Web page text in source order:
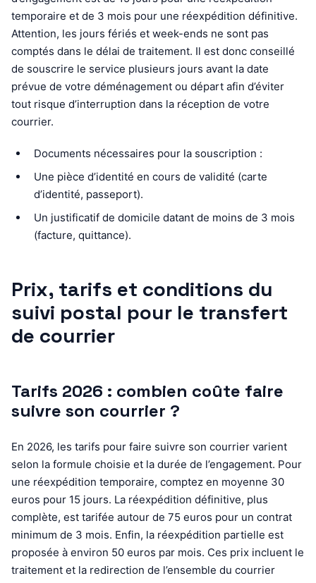
temporaire et de 3 mois pour une réexpédition définitive.
Attention, les jours fériés et week-ends ne sont pas
comptés dans le délai de traitement. Il est donc conseillé
de souscrire le service plusieurs jours avant la date
prévue de votre déménagement ou départ afin d’éviter
tout risque d’interruption dans la réception de votre
courrier.
Documents nécessaires pour la souscription :
Une pièce d’identité en cours de validité (carte
d’identité, passeport).
Un justificatif de domicile datant de moins de 3 mois
(facture, quittance).
Prix, tarifs et conditions du
suivi postal pour le transfert
de courrier
Tarifs 2026 : combien coûte faire
suivre son courrier ?
En 2026, les tarifs pour faire suivre son courrier varient
selon la formule choisie et la durée de l’engagement. Pour
une réexpédition temporaire, comptez en moyenne 30
euros pour 15 jours. La réexpédition définitive, plus
complète, est tarifée autour de 75 euros pour un contrat
minimum de 3 mois. Enfin, la réexpédition partielle est
proposée à environ 50 euros par mois. Ces prix incluent le
traitement et la redirection de l’ensemble du courrier